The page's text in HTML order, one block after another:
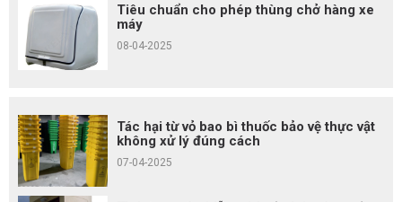
Tiêu chuẩn cho phép thùng chở hàng xe
máy
08-04-2025
Tác hại từ vỏ bao bì thuốc bảo vệ thực vật
không xử lý đúng cách
07-04-2025